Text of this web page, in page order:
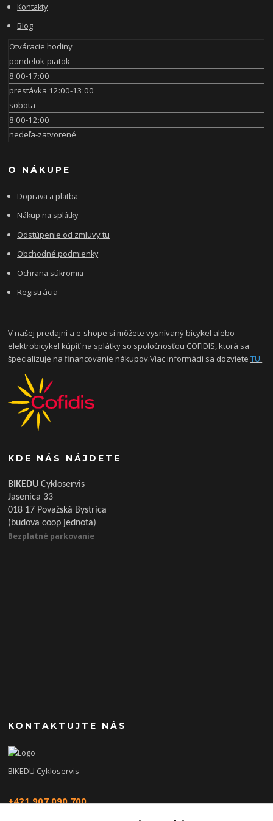
Kontakty
Blog
Otváracie hodiny
pondelok-piatok
8:00-17:00
prestávka 12:00-13:00
sobota
8:00-12:00
nedeľa-zatvorené
O NÁKUPE
Doprava a platba
Nákup na splátky
Odstúpenie od zmluvy tu
Obchodné podmienky
Ochrana súkromia
Registrácia
V našej predajni a e-shope si môžete vysnívaný bicykel alebo
elektrobicykel kúpiť na splátky so spoločnosťou COFIDIS, ktorá sa
špecializuje na financovanie nákupov.Viac informácii sa dozvieteTU.
KDE NÁS NÁJDETE
BIKEDUCykloservis
Jasenica 33
018 17 Považská Bystrica
(budova coop jednota)
Bezplatné parkovanie
KONTAKTUJTE NÁS
BIKEDU Cykloservis
+421 907 090 700